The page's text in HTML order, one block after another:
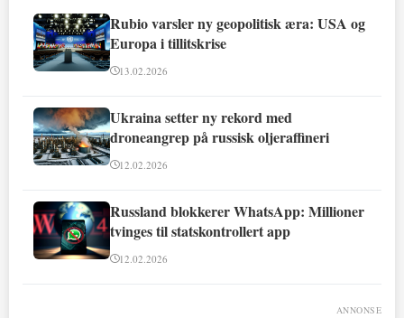
Rubio varsler ny geopolitisk æra: USA og
Europa i tillitskrise
13.02.2026
Ukraina setter ny rekord med
droneangrep på russisk oljeraffineri
12.02.2026
Russland blokkerer WhatsApp: Millioner
tvinges til statskontrollert app
12.02.2026
ANNONSE